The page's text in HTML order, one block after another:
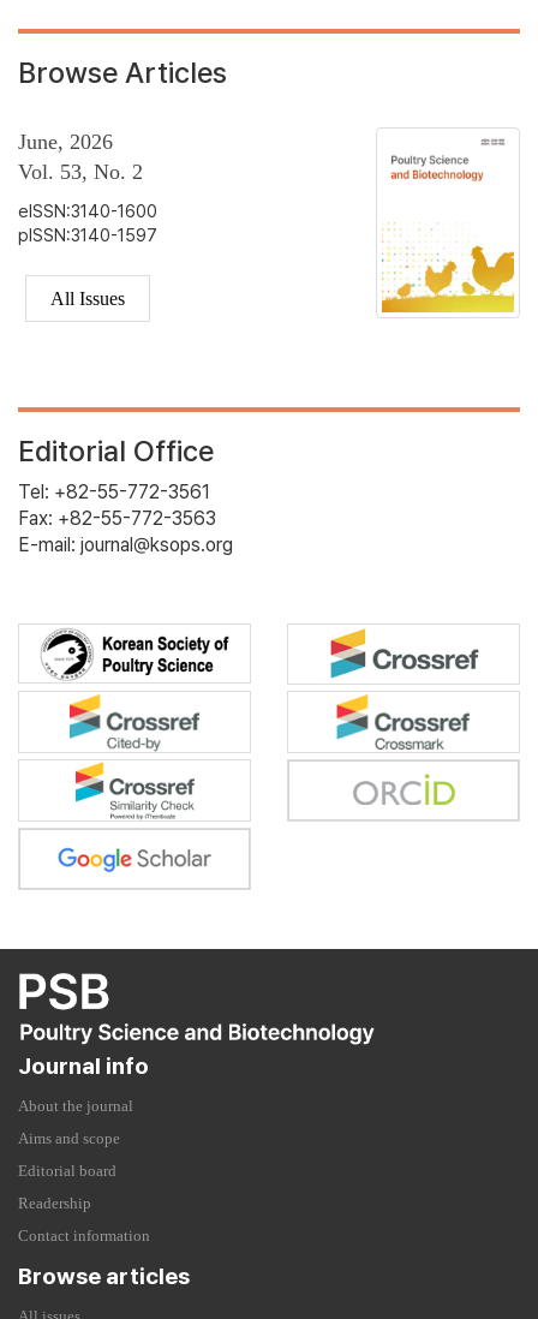
Browse Articles
June, 2026
Vol. 53, No. 2
eISSN:3140-1600
pISSN:3140-1597
All Issues
Editorial Office
Tel: +82-55-772-3561
Fax: +82-55-772-3563
E-mail: journal@ksops.org
Journal info
About the journal
Aims and scope
Editorial board
Readership
Contact information
Browse articles